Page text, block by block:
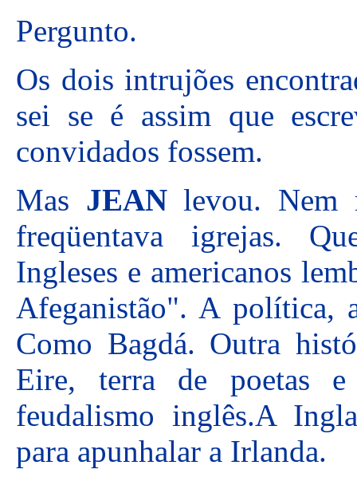
Pergunto.
Os dois intrujões
sei se é assim que
convidados fossem.
Mas JEANlevou. Nem
freqüentava igrejas.
Ingleses e americanos
Afeganistão". A política,
Como Bagdá. Outra
Eire, terra de poetas e
feudalismo inglês.A
para apunhalar a Irlanda.